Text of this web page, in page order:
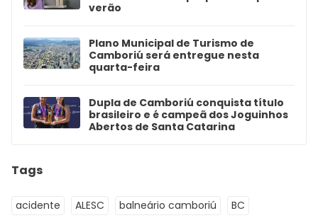
verão
Plano Municipal de Turismo de
Camboriú será entregue nesta
quarta-feira
Dupla de Camboriú conquista título
brasileiro e é campeã dos Joguinhos
Abertos de Santa Catarina
Tags
acidente ALESC balneário camboriú
BC